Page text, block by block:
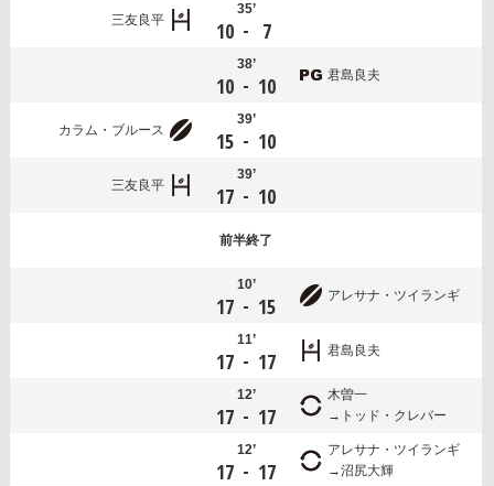
三友良平
35’
10 - 7
38’
10 - 10 君島良夫
カラム・ブルース
39’
15 - 10
三友良平
39’
17 - 10
前半終了
10’
17 - 15 アレサナ・ツイランギ
11’
17 - 17 君島良夫
12’
17 - 17
木曽一
トッド・クレバー
12’
17 - 17
アレサナ・ツイランギ
沼尻大輝